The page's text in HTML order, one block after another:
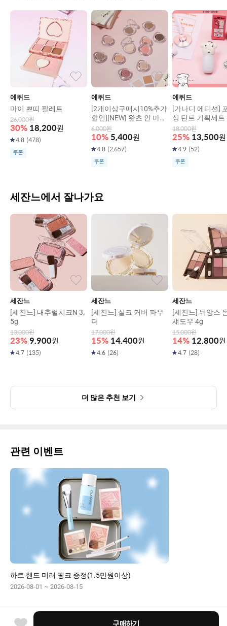
구매하기
에뛰드
마이 쁘띠 팔레트
26,000원
30% 18,200원
4.8 (478)
쿠폰
에뛰드
[2개이상구매시10%추가
할인][NEW] 왓츠 인 마이
아이즈
6,000원
10% 5,400원
4.8 (2,657)
쿠폰
에뛰드
[가나디 에디션]
싱 틴트 기획세트
과해요 나한테)
18,000원
25% 13,500원
4.9 (52)
쿠폰
세잔느에서 잘나가요
세잔느
[세잔느] 내추럴치크N 3.
5g
13,000원
23% 9,900원
4.7 (135)
세잔느
[세잔느] 실크 커버 파우
더
17,000원
15% 14,400원
4.6 (26)
세잔느
[세잔느] 뉘앙스
섀도우 4g
15,000원
14% 12,800원
4.7 (28)
더 많은 추천 보기
관련 이벤트
하트 핸드 미러 핑크 증정(1.5만원이상)
2026-08-01 ~ 2026-08-15